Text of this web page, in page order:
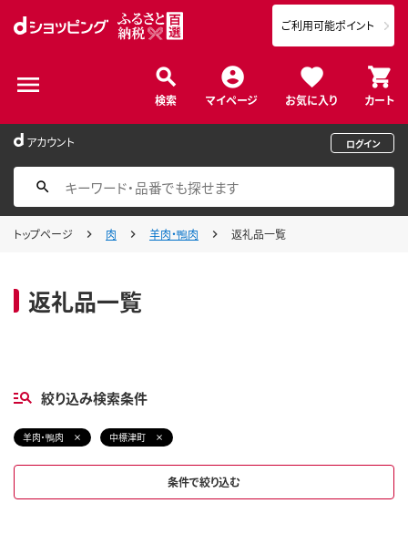
検索 マイページ お気に入り カート
ご利用可能ポイント
アカウント ログイン
トップページ 肉 羊肉・鴨肉 返礼品一覧
返礼品一覧
絞り込み検索条件
羊肉・鴨肉 中標津町
条件で絞り込む